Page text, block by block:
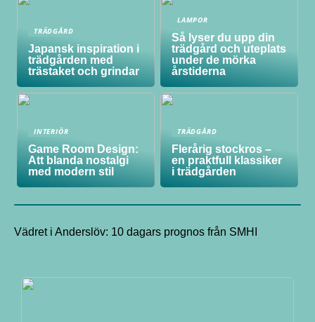
TRÄDGÅRD
Japansk inspiration i
trädgården med
trästaket och grindar
LAMPOR
Så lyser du upp din
trädgård och uteplats
under de mörka
årstiderna
INTERIÖR
Game Room Design:
Att blanda nostalgi
med modern stil
TRÄDGÅRD
Flerårig stockros –
en praktfull klassiker
i trädgården
Vädret i Anderslöv: 10 dagars prognos från SMHI